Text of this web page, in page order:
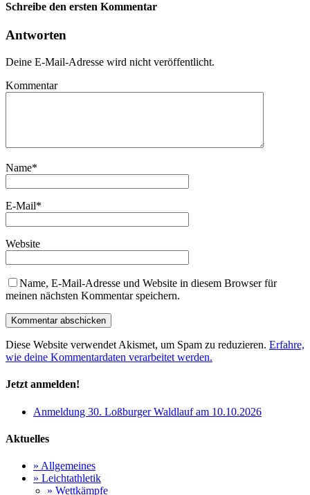
Schreibe den ersten Kommentar
Antworten
Deine E-Mail-Adresse wird nicht veröffentlicht.
Kommentar
Name*
E-Mail*
Website
Name, E-Mail-Adresse und Website in diesem Browser für
meinen nächsten Kommentar speichern.
Diese Website verwendet Akismet, um Spam zu reduzieren. Erfahre,
wie deine Kommentardaten verarbeitet werden.
Jetzt anmelden!
Anmeldung 30. Loßburger Waldlauf am 10.10.2026
Aktuelles
» Allgemeines
» Leichtathletik
» Wettkämpfe